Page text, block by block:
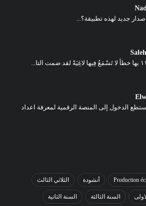
جديد لهذه تطبيقة؟...
الدخول إلى المنصة الرقمية لمعرفة اعداد
Production أنشودة الثلاثي الثالث
السنة الثالثة السنة الثانية